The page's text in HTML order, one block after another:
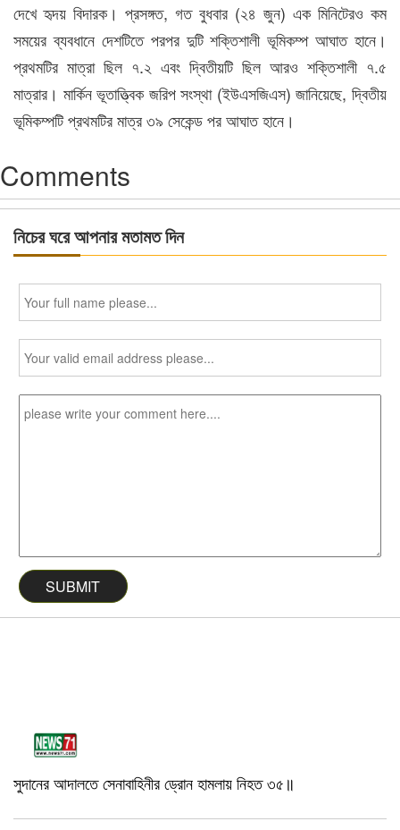
দেখে হৃদয় বিদারক। প্রসঙ্গত, গত বুধবার (২৪ জুন) এক মিনিটেরও কম
সময়ের ব্যবধানে দেশটিতে পরপর দুটি শক্তিশালী ভূমিকম্প আঘাত হানে।
প্রথমটির মাত্রা ছিল ৭.২ এবং দ্বিতীয়টি ছিল আরও শক্তিশালী ৭.৫
মাত্রার। মার্কিন ভূতাত্ত্বিক জরিপ সংস্থা (ইউএসজিএস) জানিয়েছে, দ্বিতীয়
ভূমিকম্পটি প্রথমটির মাত্র ৩৯ সেকেন্ড পর আঘাত হানে।
Comments
নিচের ঘরে আপনার মতামত দিন
সুদানের আদালতে সেনাবাহিনীর ড্রোন হামলায় নিহত ৩৫॥